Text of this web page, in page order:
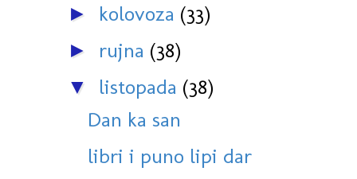
► kolovoza (33)
► rujna (38)
▼ listopada (38)
Dan ka san
libri i puno lipi dar